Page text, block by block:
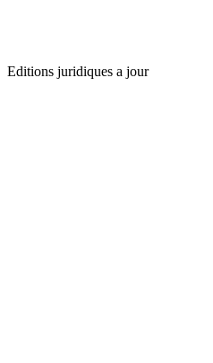
Editions juridiques a jour